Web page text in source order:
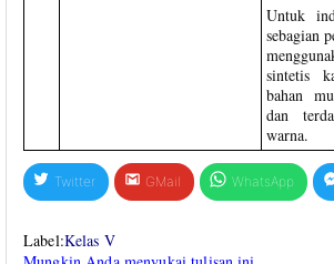
Untuk
sebagian
sintetis
bahan
dan
warna.
Twitter GMail WhatsApp
Label:Kelas V